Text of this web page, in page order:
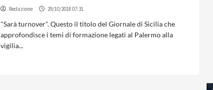
Redazione 29/10/2018 07:31
"Sarà turnover". Questo il titolo del Giornale di Sicilia che
approfondisce i temi di formazione legati al Palermo alla
vigilia...